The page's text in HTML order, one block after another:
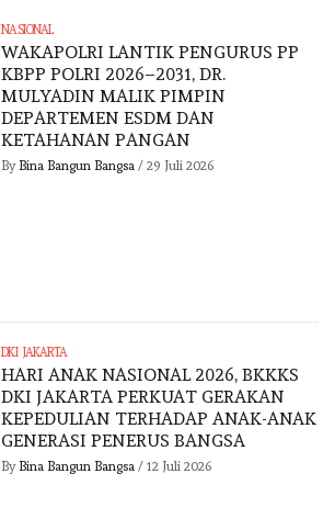
NASIONAL
WAKAPOLRI LANTIK PENGURUS PP
KBPP POLRI 2026–2031, DR.
MULYADIN MALIK PIMPIN
DEPARTEMEN ESDM DAN
KETAHANAN PANGAN
By Bina Bangun Bangsa/ 29 Juli 2026
DKI JAKARTA
HARI ANAK NASIONAL 2026, BKKKS
DKI JAKARTA PERKUAT GERAKAN
KEPEDULIAN TERHADAP ANAK-ANAK
GENERASI PENERUS BANGSA
By Bina Bangun Bangsa/ 12 Juli 2026